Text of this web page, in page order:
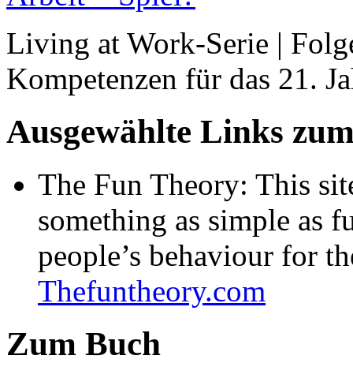
Living at Work-Serie |
Kompetenzen für das 21.
Ausgewählte Links
The Fun Theory: This
something as simple as
people’s behaviour for
Thefuntheory.com
Zum Buch